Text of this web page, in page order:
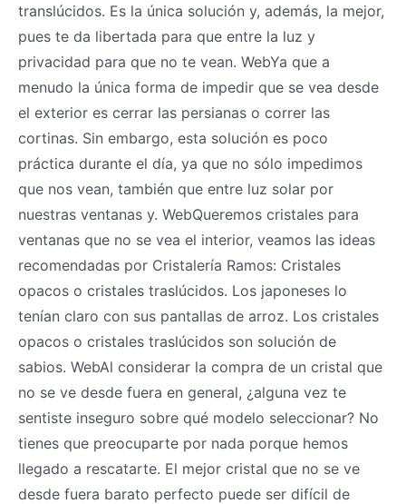
translúcidos. Es la única solución y, además, la mejor,
pues te da libertada para que entre la luz y
privacidad para que no te vean. WebYa que a
menudo la única forma de impedir que se vea desde
el exterior es cerrar las persianas o correr las
cortinas. Sin embargo, esta solución es poco
práctica durante el día, ya que no sólo impedimos
que nos vean, también que entre luz solar por
nuestras ventanas y. WebQueremos cristales para
ventanas que no se vea el interior, veamos las ideas
recomendadas por Cristalería Ramos: Cristales
opacos o cristales traslúcidos. Los japoneses lo
tenían claro con sus pantallas de arroz. Los cristales
opacos o cristales traslúcidos son solución de
sabios. WebAl considerar la compra de un cristal que
no se ve desde fuera en general, ¿alguna vez te
sentiste inseguro sobre qué modelo seleccionar? No
tienes que preocuparte por nada porque hemos
llegado a rescatarte. El mejor cristal que no se ve
desde fuera barato perfecto puede ser difícil de